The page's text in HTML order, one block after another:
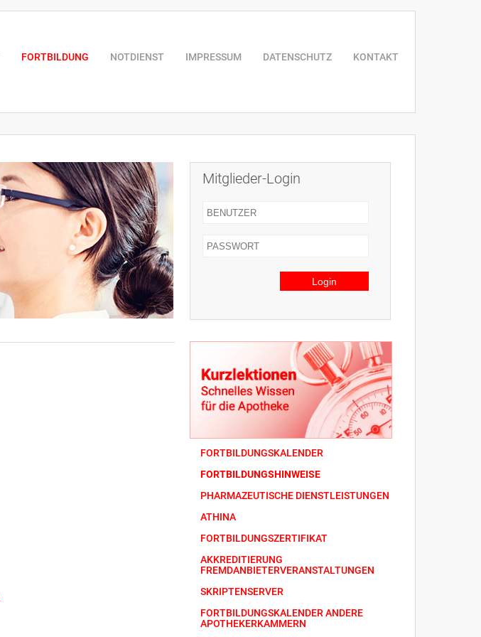
FORTBILDUNG NOTDIENST IMPRESSUM DATENSCHUTZ KONTAKT
Mitglieder-Login
FORTBILDUNGSKALENDER
FORTBILDUNGSHINWEISE
PHARMAZEUTISCHE DIENSTLEISTUNGEN
ATHINA
FORTBILDUNGSZERTIFIKAT
AKKREDITIERUNG
FREMDANBIETERVERANSTALTUNGEN
SKRIPTENSERVER
FORTBILDUNGSKALENDER ANDERE
APOTHEKERKAMMERN